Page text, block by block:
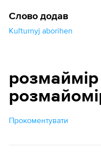
Слово додав
Kuľturnyj aborihen
розмаймір
Прокоментувати